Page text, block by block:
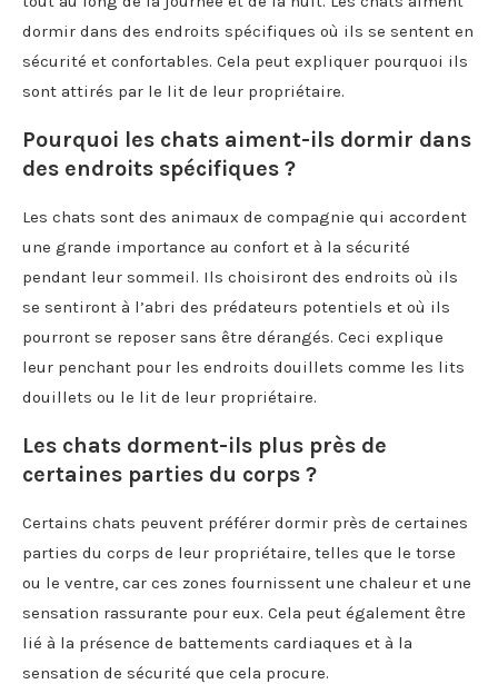
dormir dans des endroits spécifiques où ils se sentent en
sécurité et confortables. Cela peut expliquer pourquoi ils
sont attirés par le lit de leur propriétaire.
Pourquoi les chats aiment-ils dormir dans
des endroits spécifiques ?
Les chats sont des animaux de compagnie qui accordent
une grande importance au confort et à la sécurité
pendant leur sommeil. Ils choisiront des endroits où ils
se sentiront à l’abri des prédateurs potentiels et où ils
pourront se reposer sans être dérangés. Ceci explique
leur penchant pour les endroits douillets comme les lits
douillets ou le lit de leur propriétaire.
Les chats dorment-ils plus près de
certaines parties du corps ?
Certains chats peuvent préférer dormir près de certaines
parties du corps de leur propriétaire, telles que le torse
ou le ventre, car ces zones fournissent une chaleur et une
sensation rassurante pour eux. Cela peut également être
lié à la présence de battements cardiaques et à la
sensation de sécurité que cela procure.